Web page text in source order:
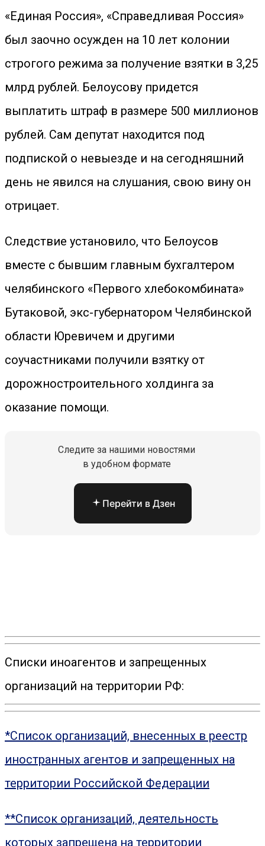
«Единая Россия», «Справедливая Россия»
был заочно осужден на 10 лет колонии
строгого режима за получение взятки в 3,25
млрд рублей. Белоусову придется
выплатить штраф в размере 500 миллионов
рублей. Сам депутат находится под
подпиской о невыезде и на сегодняшний
день не явился на слушания, свою вину он
отрицает.
Следствие установило, что Белоусов
вместе с бывшим главным бухгалтером
челябинского «Первого хлебокомбината»
Бутаковой, экс-губернатором Челябинской
области Юревичем и другими
соучастниками получили взятку от
дорожностроительного холдинга за
оказание помощи.
Следите за нашими новостями
в удобном формате
Перейти в Дзен
Списки иноагентов и запрещенных
организаций на территории РФ:
*Список организаций, внесенных в реестр
иностранных агентов и запрещенных на
территории Российской Федерации
**Список организаций, деятельность
которых запрещена на территории